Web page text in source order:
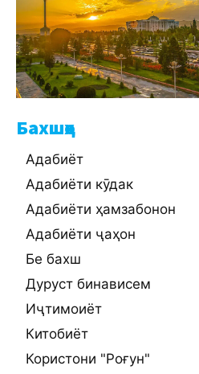
Бахшҳо
Адабиёт
Адабиёти кӯдак
Адабиёти ҳамзабонон
Адабиёти ҷаҳон
Бе бахш
Дуруст бинависем
Иҷтимоиёт
Китобиёт
Користони "Роғун"